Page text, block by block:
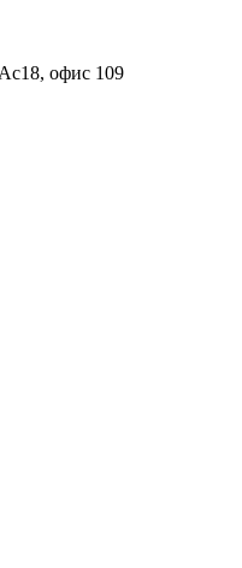
офис 109